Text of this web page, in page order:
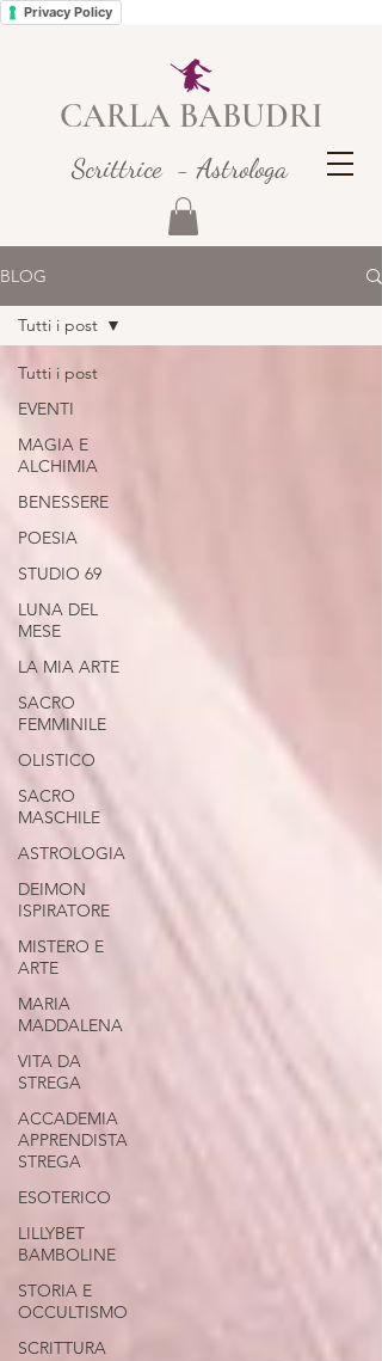
Privacy Policy
CARLA BABUDRI
Scrittrice - Astrologa
BLOG
Tutti i post
EVENTI
MAGIA E
ALCHIMIA
BENESSERE
POESIA
STUDIO 69
LUNA DEL
MESE
LA MIA ARTE
SACRO
FEMMINILE
OLISTICO
SACRO
MASCHILE
ASTROLOGIA
DEIMON
ISPIRATORE
MISTERO E
ARTE
MARIA
MADDALENA
VITA DA
STREGA
ACCADEMIA
APPRENDISTA
STREGA
ESOTERICO
LILLYBET
BAMBOLINE
STORIA E
OCCULTISMO
SCRITTURA
Tutti i post